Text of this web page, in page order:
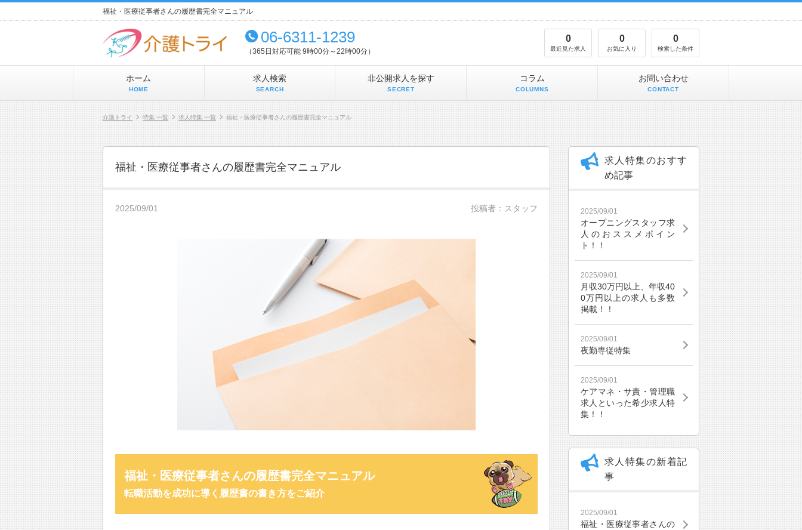
福祉・医療従事者さんの履歴書完全マニュアル
06-6311-1239
（365日対応可能 9時00分～22時00分）
0
最近見た求人
0
お気に入り
0
検索した条件
ホーム
HOME
求人検索
SEARCH
非公開求人を探す
SECRET
コラム
COLUMNS
お問い合わせ
CONTACT
介護トライ 特集 一覧 求人特集 一覧 福祉・医療従事者さんの履歴書完全マニュアル
福祉・医療従事者さんの履歴書完全マニュアル
2025/09/01 投稿者：スタッフ
福祉・医療従事者さんの履歴書完全マニュアル
転職活動を成功に導く履歴書の書き方をご紹介
求人特集のおすす
め記事
2025/09/01
オープニングスタッフ求
人のおススメポイン
ト！！
2025/09/01
月収30万円以上、年収40
0万円以上の求人も多数
掲載！！
2025/09/01
夜勤専従特集
2025/09/01
ケアマネ・サ責・管理職
求人といった希少求人特
集！！
求人特集の新着記
事
2025/09/01
福祉・医療従事者さんの